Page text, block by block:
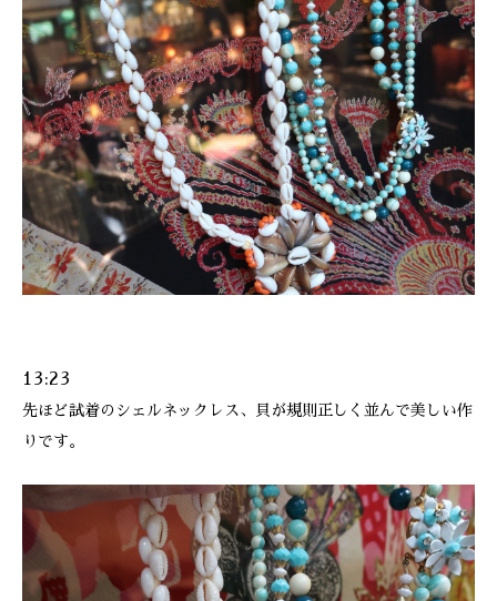
13:23
先ほど試着のシェルネックレス、貝が規則正しく並んで美しい作
りです。